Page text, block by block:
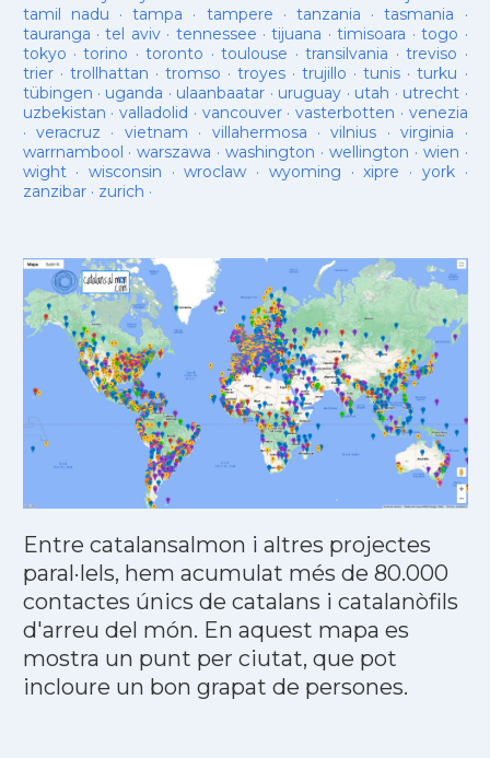
tamil nadu ·tampa · tampere · tanzania ·tasmania ·
tauranga ·tel aviv· tennessee ·tijuana ·timisoara ·togo ·
tokyo ·torino ·toronto ·toulouse ·transilvania ·treviso ·
trier· trollhattan · tromso · troyes·trujillo ·tunis ·turku ·
tübingen · uganda · ulaanbaatar · uruguay · utah · utrecht ·
uzbekistan · valladolid · vancouver· vasterbotten · venezia
· veracruz · vietnam · villahermosa ·vilnius ·virginia ·
warrnambool ·warszawa ·washington · wellington · wien ·
wight· wisconsin ·wroclaw · wyoming ·xipre · york·
zanzibar· zurich ·
Entre catalansalmon i altres projectes
paral·lels, hem acumulat més de 80.000
contactes únics de catalans i catalanòfils
d'arreu del món. En aquest mapa es
mostra un punt per ciutat, que pot
incloure un bon grapat de persones.